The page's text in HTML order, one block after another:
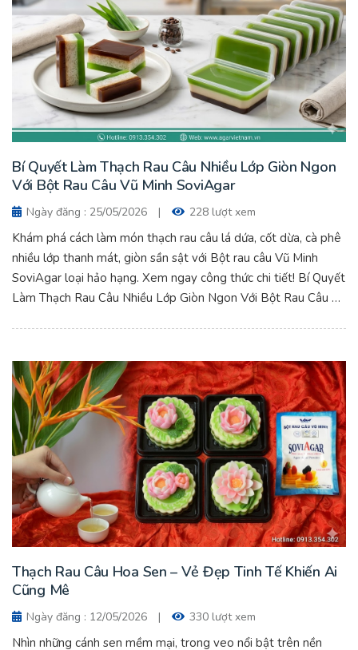
Bí Quyết Làm Thạch Rau Câu Nhiều Lớp Giòn Ngon
Với Bột Rau Câu Vũ Minh SoviAgar
Ngày đăng : 25/05/2026 | 228 lượt xem
Khám phá cách làm món thạch rau câu lá dứa, cốt dừa, cà phê
nhiều lớp thanh mát, giòn sần sật với Bột rau câu Vũ Minh
SoviAgar loại hảo hạng. Xem ngay công thức chi tiết! Bí Quyết
Làm Thạch Rau Câu Nhiều Lớp Giòn Ngon Với Bột Rau Câu Vũ
Thạch Rau Câu Hoa Sen – Vẻ Đẹp Tinh Tế Khiến Ai
Cũng Mê
Ngày đăng : 12/05/2026 | 330 lượt xem
Nhìn những cánh sen mềm mại, trong veo nổi bật trên nền